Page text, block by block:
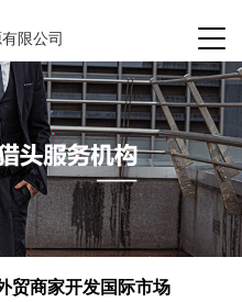
限公司
贸商家开发国际市场